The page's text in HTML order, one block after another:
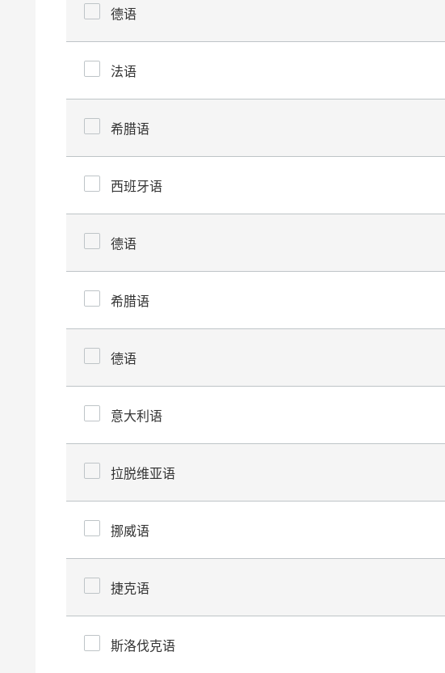
德语
法语
希腊语
西班牙语
德语
希腊语
德语
意大利语
拉脱维亚语
挪威语
捷克语
斯洛伐克语